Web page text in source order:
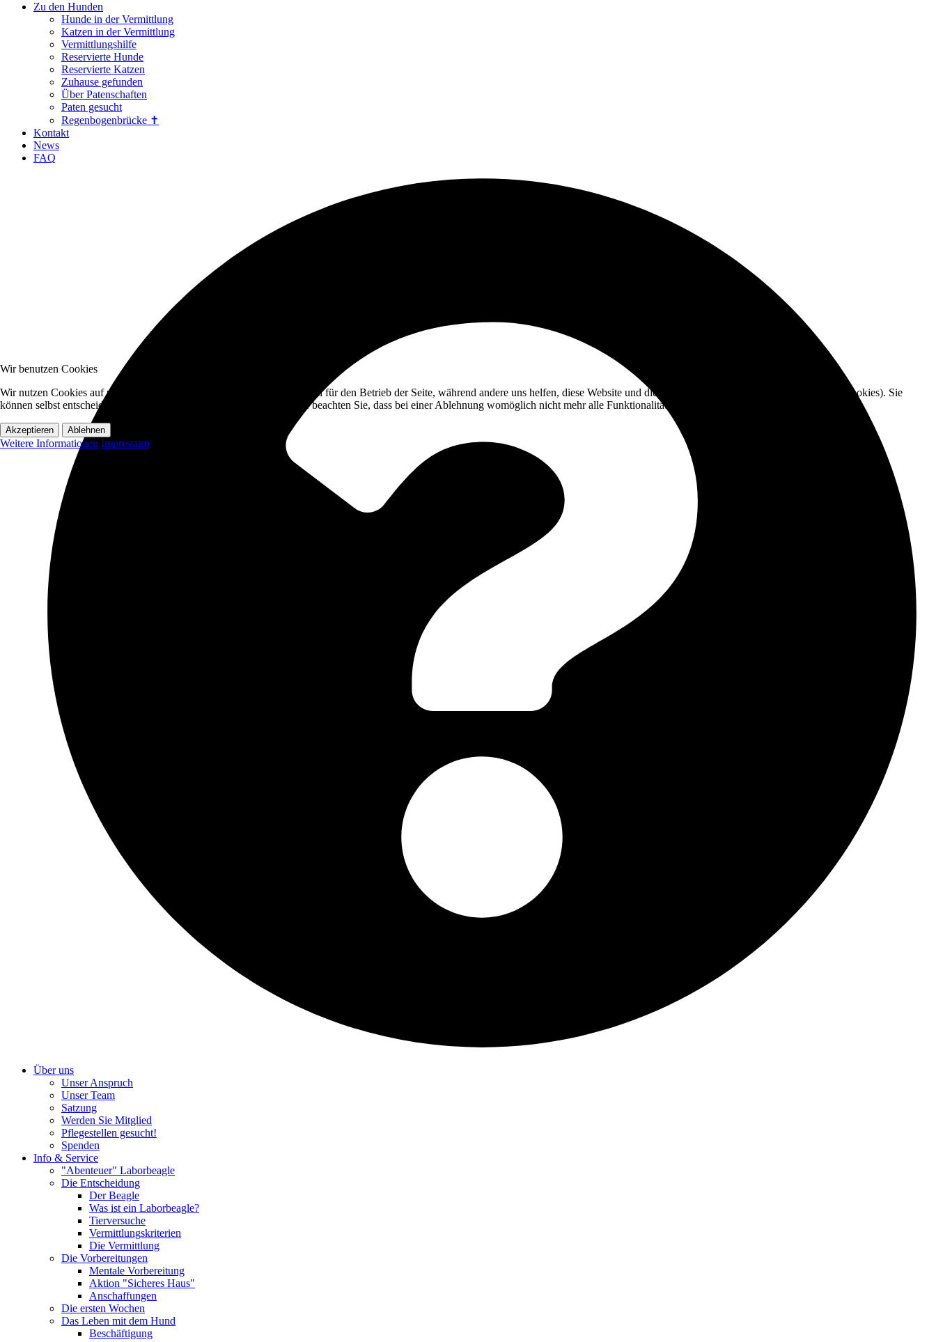
Zu den Hunden
Hunde in der Vermittlung
Katzen in der Vermittlung
Vermittlungshilfe
Reservierte Hunde
Reservierte Katzen
Zuhause gefunden
Über Patenschaften
Paten gesucht
Regenbogenbrücke ✝
Kontakt
News
FAQ
Über uns
Unser Anspruch
Unser Team
Satzung
Werden Sie Mitglied
Pflegestellen gesucht!
Spenden
Info & Service
"Abenteuer" Laborbeagle
Die Entscheidung
Der Beagle
Was ist ein Laborbeagle?
Tierversuche
Vermittlungskriterien
Die Vermittlung
Die Vorbereitungen
Mentale Vorbereitung
Aktion "Sicheres Haus"
Anschaffungen
Die ersten Wochen
Das Leben mit dem Hund
Beschäftigung
Wir benutzen Cookies
Wir nutzen Cookies auf unserer Website. Einige von ihnen sind essenziell für den Betrieb der Seite, während andere uns helfen, diese Website und die Nutzererfahrung zu verbessern (Tracking Cookies). Sie
können selbst entscheiden, ob Sie die Cookies zulassen möchten. Bitte beachten Sie, dass bei einer Ablehnung womöglich nicht mehr alle Funktionalitäten der Seite zur Verfügung stehen.
Akzeptieren Ablehnen
Weitere Informationen Impressum